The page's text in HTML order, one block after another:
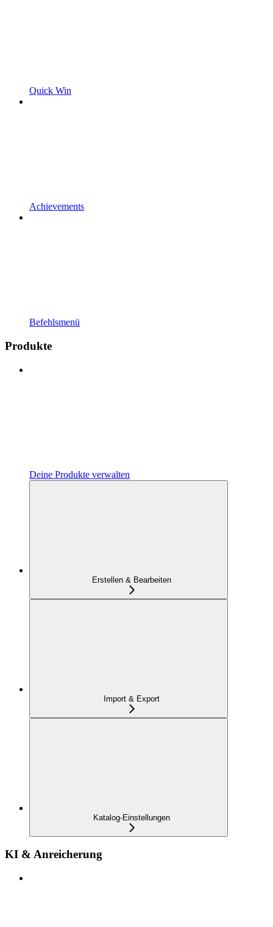
Quick Win
Achievements
Befehlsmenü
Produkte
Deine Produkte verwalten
Erstellen & Bearbeiten
Import & Export
Katalog-Einstellungen
KI & Anreicherung